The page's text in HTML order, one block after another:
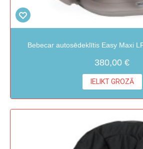
Bebecar autosēdeklītis Easy Maxi
380,00 €
IELIKT GROZĀ